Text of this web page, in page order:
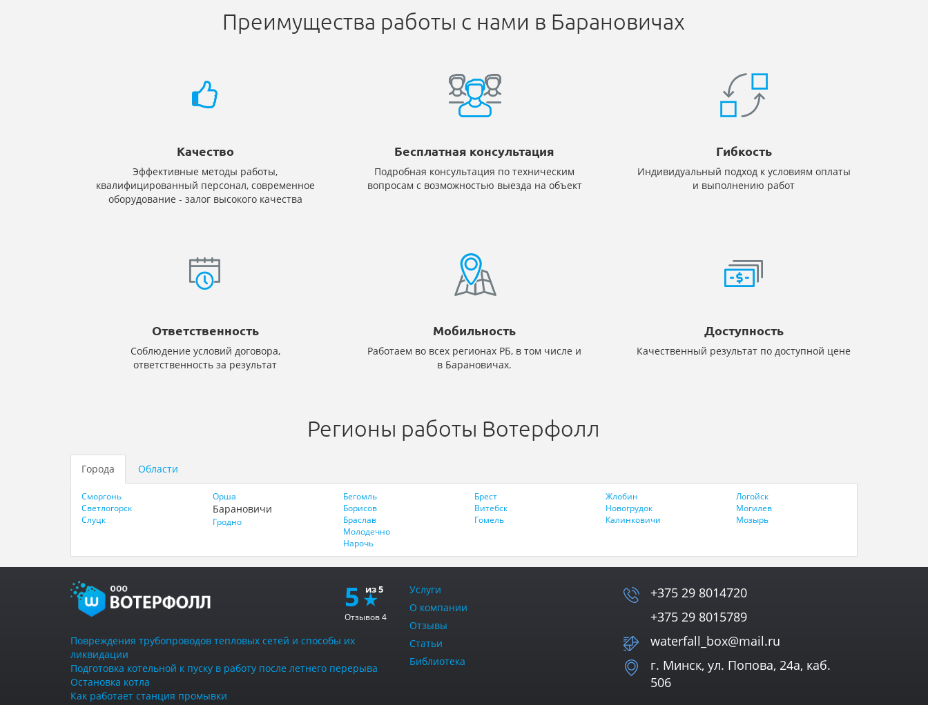
Преимущества работы с нами в Барановичах
Качество
Эффективные методы работы,
квалифицированный персонал, современное
оборудование - залог высокого качества
Бесплатная консультация
Подробная консультация по техническим
вопросам с возможностью выезда на объект
Гибкость
Индивидуальный подход к условиям оплаты
и выполнению работ
Ответственность
Соблюдение условий договора,
ответственность за результат
Мобильность
Работаем во всех регионах РБ, в том числе и
в Барановичах.
Доступность
Качественный результат по доступной цене
Регионы работы Вотерфолл
Города Области
Сморгонь
Светлогорск
Слуцк
Орша
Барановичи
Гродно
Бегомль
Борисов
Браслав
Брест
Витебск
Гомель
Жлобин
Новогрудок
Калинковичи
Логойск
Могилев
Мозырь
Молодечно
Нарочь
5
Отзывов4
Повреждения трубопроводов тепловых сетей и способы их
ликвидации
Подготовка котельной к пуску в работу после летнего перерыва
Остановка котла
Как работает станция промывки
Услуги
О компании
Отзывы
Статьи
Библиотека
+375 29 8014720
+375 29 8015789
waterfall_box@mail.ru
г. Минск, ул. Попова, 24а, каб.
506